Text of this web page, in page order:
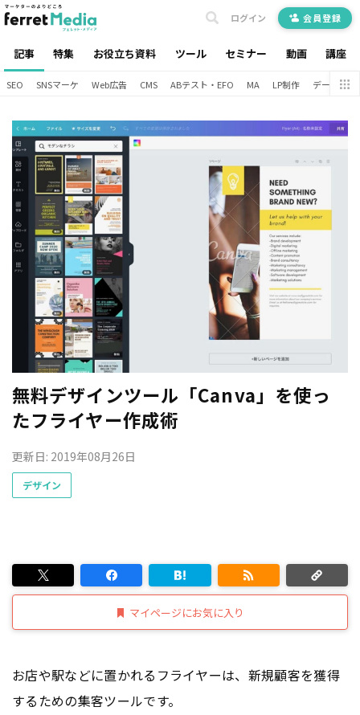
記事 特集 お役立ち資料 ツール セミナー 動画 講座
ログイン 会員登録
SEO SNSマーケ Web広告 CMS ABテスト・EFO MA LP制作 データ分析
無料デザインツール「Canva」を使っ
たフライヤー作成術
更新日: 2019年08月26日
デザイン
マイページにお気に入り
お店や駅などに置かれるフライヤーは、新規顧客を獲得
するための集客ツールです。